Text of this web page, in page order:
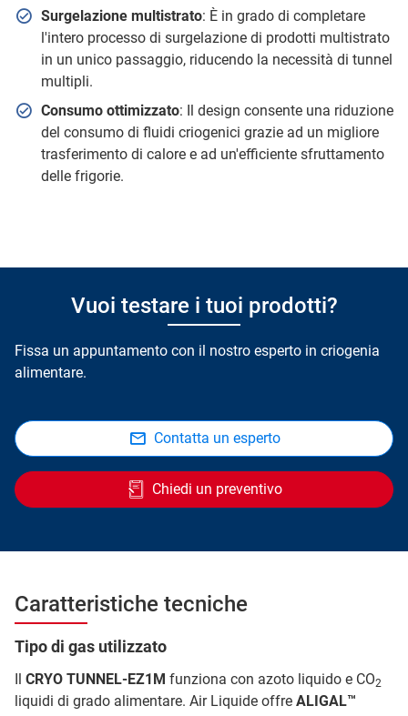
Surgelazione multistrato: È in grado di completare
l'intero processo di surgelazione di prodotti multistrato
in un unico passaggio, riducendo la necessità di tunnel
multipli.
Consumo ottimizzato: Il design consente una riduzione
del consumo di fluidi criogenici grazie ad un migliore
trasferimento di calore e ad un'efficiente sfruttamento
delle frigorie.
Vuoi testare i tuoi prodotti?
Fissa un appuntamento con il nostro esperto in criogenia
alimentare.
Contatta un esperto
Chiedi un preventivo
Caratteristiche tecniche
Tipo di gas utilizzato
Il CRYO TUNNEL-EZ1M funziona con azoto liquido e CO2
liquidi di grado alimentare. Air Liquide offre ALIGAL™